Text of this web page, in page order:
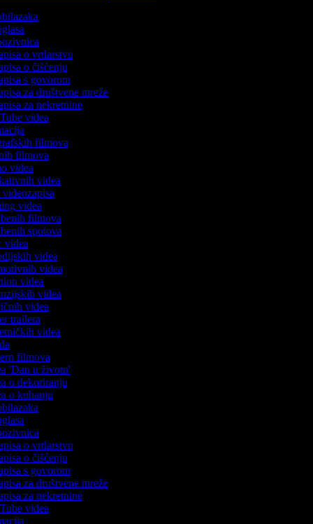
o vrtlarstvu
o čišćenju
s govorom
za društvene mreže
za nekretnine
videa
filmova
filmova
videa
videa
videozapisa
videa
filmova
spotova
videa
videa
videa
videa
videa
videa
trailera
videa
filmova
'Dan u životu'
o dekoriranju
o kuhanju
o vrtlarstvu
o čišćenju
s govorom
za društvene mreže
za nekretnine
videa